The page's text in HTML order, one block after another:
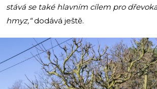
stává se také hlavním cílem pro
hmyz,“dodává ještě.